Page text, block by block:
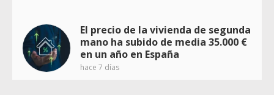
El precio de la vivienda de segunda
mano ha subido de media 35.000 €
en un año en España
hace 7 días